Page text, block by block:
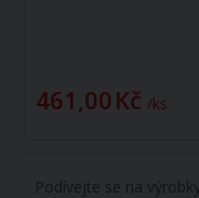
461,00 Kč / ks
Podívejte se na